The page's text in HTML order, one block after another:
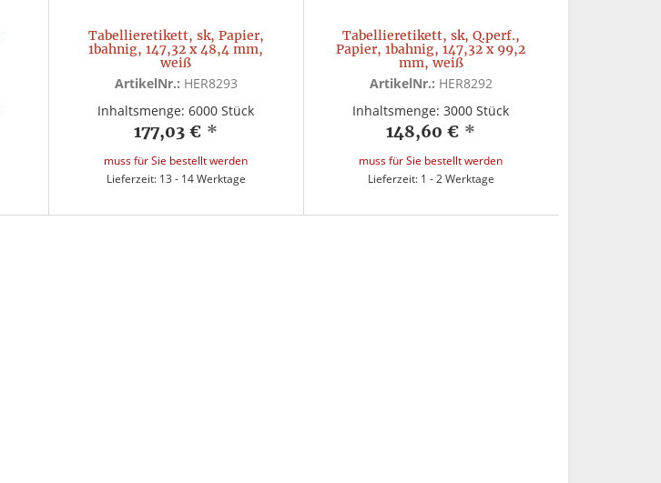
Tabellieretikett, sk, Papier,
1bahnig, 147,32 x 48,4 mm,
weiß
ArtikelNr.: HER8293
Inhaltsmenge: 6000 Stück
177,03 € *
muss für Sie bestellt werden
Lieferzeit: 13 - 14 Werktage
Tabellieretikett, sk, Q.perf.,
Papier, 1bahnig, 147,32 x 99,2
mm, weiß
ArtikelNr.: HER8292
Inhaltsmenge: 3000 Stück
148,60 € *
muss für Sie bestellt werden
Lieferzeit: 1 - 2 Werktage